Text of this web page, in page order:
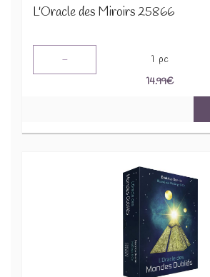
L'Oracle des Miroirs 25866
- 1 pc
14.99€